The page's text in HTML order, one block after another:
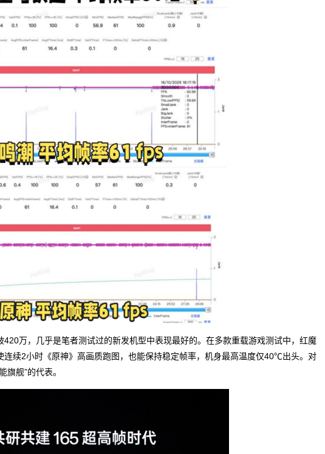
万，几乎是笔者测试过的新发机型中表现最好的。在多款重载游戏测试中，红魔
连续2小时《原神》高画质跑图，也能保持稳定帧率，机身最高温度仅40℃出头。对
旗舰”的代表。